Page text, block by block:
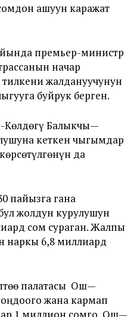
ашуун каражат
премьер-министр
начар
тилкени жалдануучунун
буйрук берген.
Көлдөгү Балыкчы—
кеткен чыгымдар
да
пайызга гана
жолдун курулушун
сом сураган. Жалпы
наркы 6,8 миллиард
палатасы Ош—
жана кармап